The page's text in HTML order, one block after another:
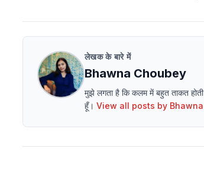
लेखक के बारे में
Bhawna Choubey
मुझे लगता है कि कलम में बहुत ताकत
हूँ। View all posts by